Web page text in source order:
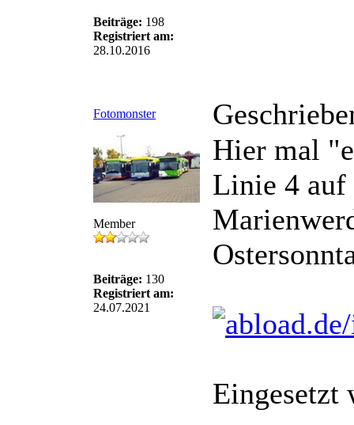
Beiträge: 198
Registriert am:
28.10.2016
Fotomonster
Member
Beiträge: 130
Registriert am:
24.07.2021
Hier mal
Linie 4 auf